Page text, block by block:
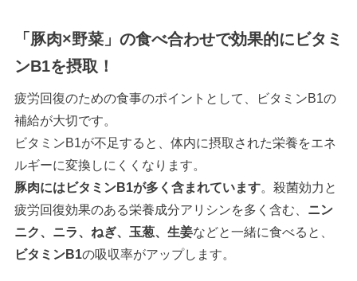
「豚肉×野菜」の食べ合わせで効果的にビタミ
ンB1を摂取！
疲労回復のための食事のポイントとして、ビタミンB1の
補給が大切です。
ビタミンB1が不足すると、体内に摂取された栄養をエネ
ルギーに変換しにくくなります。
豚肉にはビタミンB1が多く含まれています。殺菌効力と
疲労回復効果のある栄養成分アリシンを多く含む、 ニン
ニク、ニラ、ねぎ、玉葱、生姜などと一緒に食べると、
ビタミンB1の吸収率がアップします。